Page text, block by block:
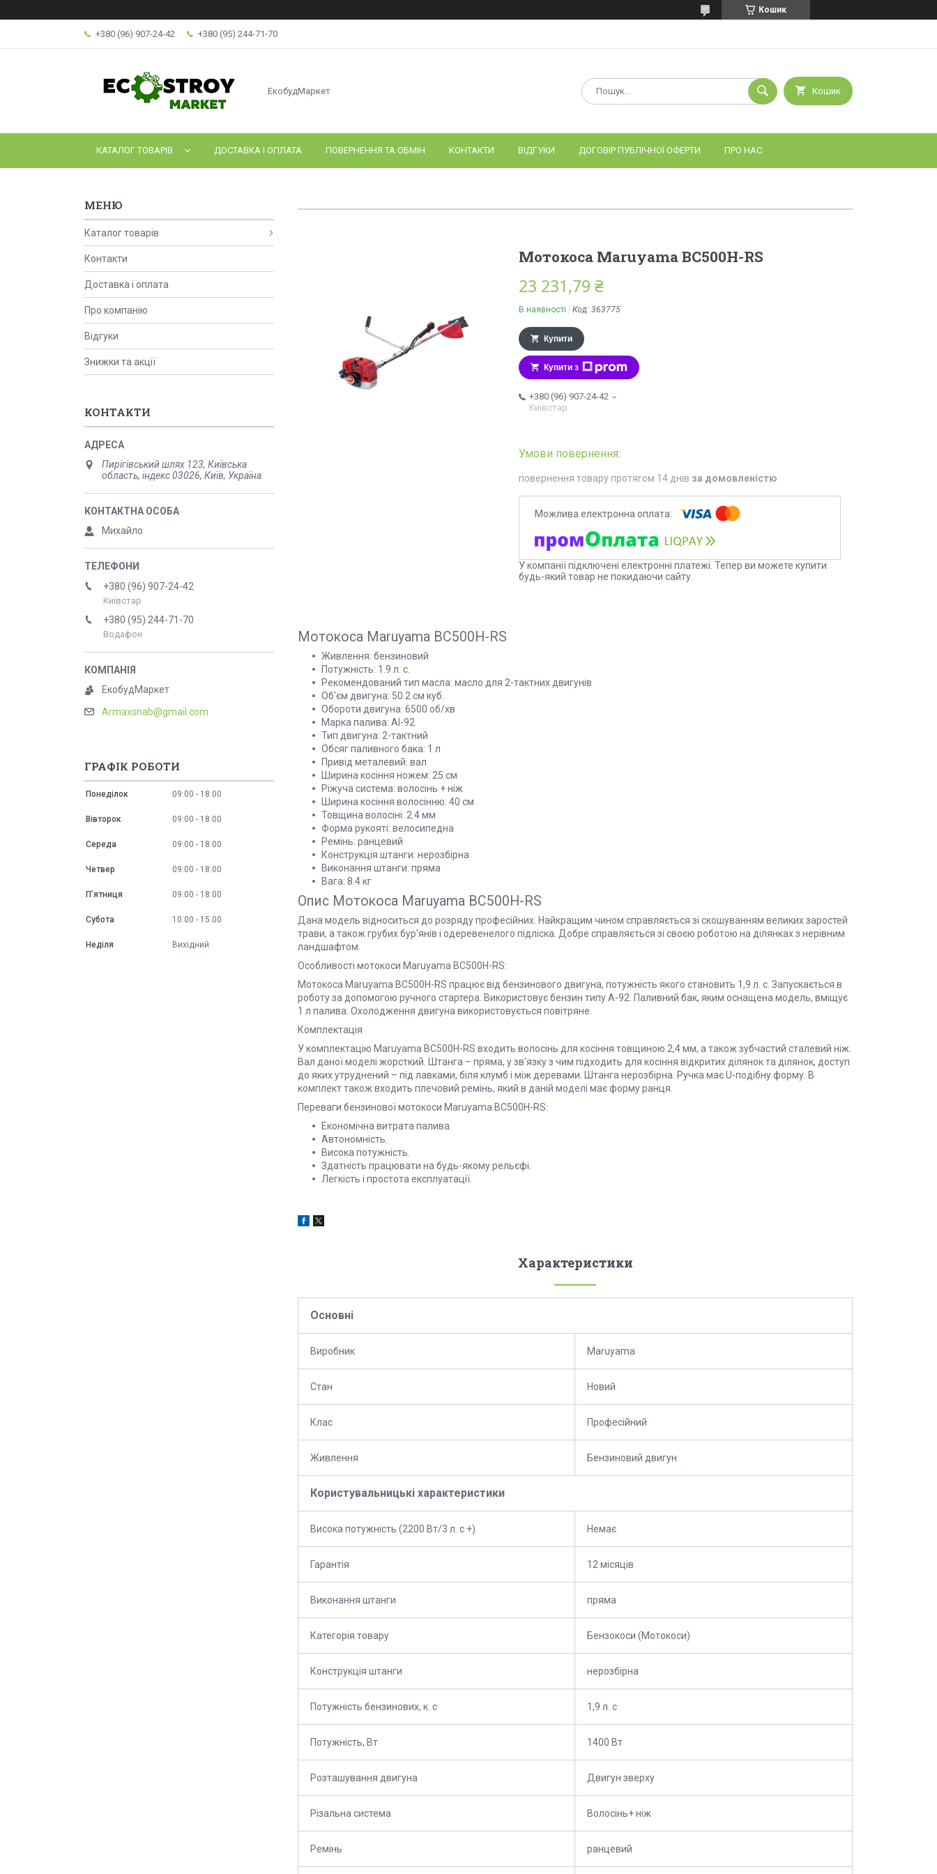
Кошик
+380 (96) 907-24-42 +380 (95) 244-71-70
ЕкобудМаркет Кошик
КАТАЛОГ ТОВАРІВ ДОСТАВКА І ОПЛАТА ПОВЕРНЕННЯ ТА ОБМІН КОНТАКТИ ВІДГУКИ ДОГОВІР ПУБЛІЧНОЇ ОФЕРТИ ПРО НАС
Мотокоса Maruyama BC500H-RS
23 231,79 ₴
В наявності Код: 363775
Купити
Купити з
+380 (96) 907-24-42
Київстар
повернення товару протягом 14 днів за домовленістю
У компанії підключені електронні платежі. Тепер ви можете купити
будь-який товар не покидаючи сайту.
Мотокоса Maruyama BC500H-RS
Живлення: бензиновий
Потужність: 1.9 л. с.
Рекомендований тип масла: масло для 2-тактних двигунів
Об'єм двигуна: 50.2 см куб.
Обороти двигуна: 6500 об/хв
Марка палива: АІ-92
Тип двигуна: 2-тактний
Обсяг паливного бака: 1 л
Привід металевий: вал
Ширина косіння ножем: 25 см
Ріжуча система: волосінь + ніж
Ширина косіння волосінню: 40 см
Товщина волосіні: 2.4 мм
Форма рукояті: велосипедна
Ремінь: ранцевий
Конструкція штанги: нерозбірна
Виконання штанги: пряма
Вага: 8.4 кг
Опис Мотокоса Maruyama BC500H-RS
Дана модель відноситься до розряду професійних. Найкращим чином справляється зі скошуванням великих заростей
трави, а також грубих бур'янів і одеревенелого підліска. Добре справляється зі своєю роботою на ділянках з нерівним
ландшафтом.
Особливості мотокоси Maruyama BC500H-RS:
Мотокоса Maruyama BC500H-RS працює від бензинового двигуна, потужність якого становить 1,9 л. с. Запускається в
роботу за допомогою ручного стартера. Використовує бензин типу А-92. Паливний бак, яким оснащена модель, вміщує
1 л палива. Охолодження двигуна використовується повітряне.
Комплектація
У комплектацію Maruyama BC500H-RS входить волосінь для косіння товщиною 2,4 мм, а також зубчастий сталевий ніж.
Вал даної моделі жорсткий. Штанга – пряма, у зв'язку з чим підходить для косіння відкритих ділянок та ділянок, доступ
до яких утруднений – під лавками, біля клумб і між деревами. Штанга нерозбірна. Ручка має U-подібну форму. В
комплект також входить плечовий ремінь, який в даній моделі має форму ранця.
Переваги бензинової мотокоси Maruyama BC500H-RS:
Економічна витрата палива.
Автономність.
Висока потужність.
Здатність працювати на будь-якому рельєфі.
Легкість і простота експлуатації.
Характеристики
Основні
Виробник Maruyama
Стан Новий
Клас Професійний
Живлення Бензиновий двигун
Користувальницькі характеристики
Висока потужність (2200 Вт/3 л. с +) Немає
Гарантія 12 місяців
Виконання штанги пряма
Категорія товару Бензокоси (Мотокоси)
Конструкція штанги нерозбірна
Потужність бензинових, к. с 1,9 л. с
Потужність, Вт 1400 Вт
Розташування двигуна Двигун зверху
Різальна система Волосінь+ ніж
Ремінь ранцевий
Каталог товарів
Контакти
Доставка і оплата
Про компанію
Відгуки
Знижки та акції
КОНТАКТИ
Пирігівський шлях 123, Київська
область, індекс 03026, Київ, Україна
Михайло
+380 (96) 907-24-42
Київстар
+380 (95) 244-71-70
Водафон
ЕкобудМаркет
Armaxsnab@gmail.com
ГРАФІК РОБОТИ
Понеділок 09:00 18:00
Вівторок 09:00 18:00
Середа 09:00 18:00
Четвер 09:00 18:00
Пʼятниця 09:00 18:00
Субота 10:00 15:00
Неділя Вихідний